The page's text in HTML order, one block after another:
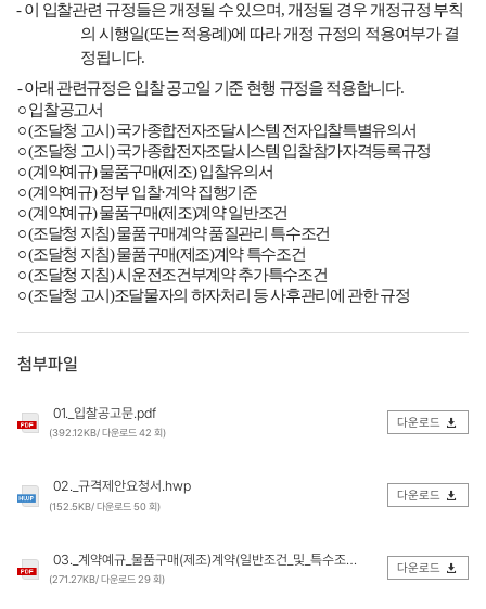
-이 입찰관련 규정들은 개정될 수 있으며, 개정될 경우 개정규정 부칙
의 시행일(또는 적용례)에 따라 개정 규정의 적용여부가 결
정됩니다.
-아래 관련규정은 입찰 공고일 기준 현행 규정을 적용합니다.
○입찰공고서
○(조달청 고시)국가종합전자조달시스템 전자입찰특별유의서
○(조달청 고시)국가종합전자조달시스템 입찰참가자격등록규정
○(계약예규)물품구매(제조)입찰유의서
○(계약예규)정부 입찰·계약 집행기준
○(계약예규)물품구매(제조)계약 일반조건
○(조달청 지침)물품구매계약 품질관리 특수조건
○(조달청 지침)물품구매(제조)계약 특수조건
○(조달청 지침)시운전조건부계약 추가특수조건
○(조달청 고시)조달물자의 하자처리 등 사후관리에 관한 규정
첨부파일
01._입찰공고문.pdf
(392.12KB/ 다운로드 42 회)
다운로드
02._규격제안요청서.hwp
(152.5KB/ 다운로드 50 회)
다운로드
03._계약예규_물품구매(제조)계약(일반조건_및_특수조건).pdf
(271.27KB/ 다운로드 29 회)
다운로드